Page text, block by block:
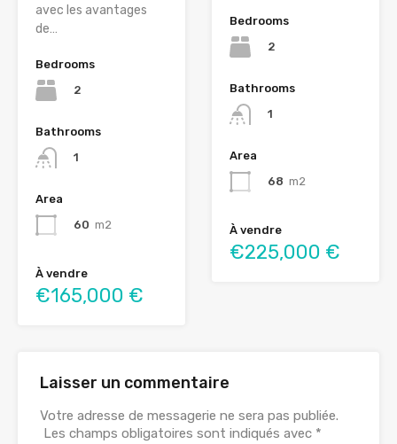
avec les avantages
de…
Bedrooms
2
Bathrooms
1
Area
60 m2
À vendre
€165,000 €
Bedrooms
2
Bathrooms
1
Area
68 m2
À vendre
€225,000 €
Laisser un commentaire
Votre adresse de messagerie ne sera pas publiée.
Les champs obligatoires sont indiqués avec *